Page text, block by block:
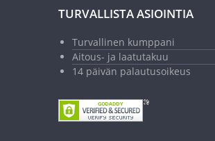
37,00 € 18,50 €
Normaalihinta 37,00 €
TURVALLISTA ASIOINTIA
Turvallinen kumppani
Aitous- ja laatutakuu
14 päivän palautusoikeus